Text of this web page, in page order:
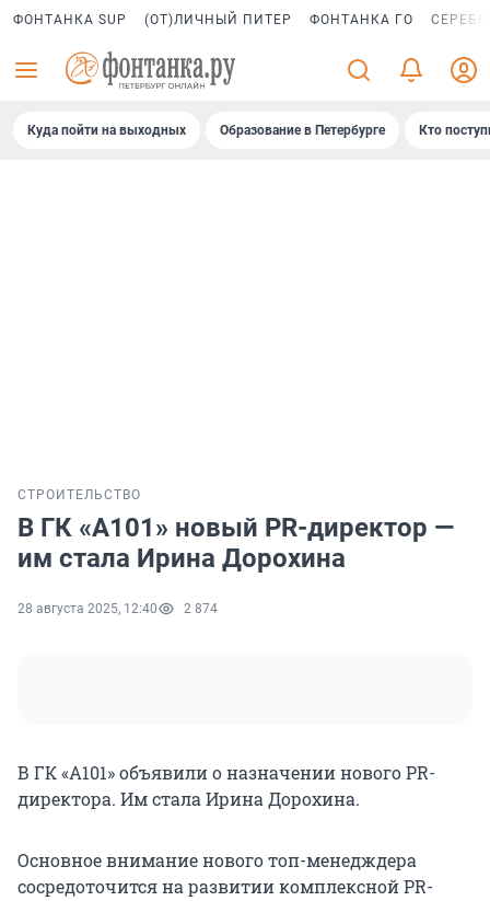
ФОНТАНКА SUP (ОТ)ЛИЧНЫЙ ПИТЕР ФОНТАНКА ГО
Куда пойти на выходных Образование в Петербурге Кто
СТРОИТЕЛЬСТВО
В ГК «А101» новый PR-директор —
им стала Ирина Дорохина
28 августа 2025, 12:40 2 874
В ГК «А101» объявили о назначении нового PR-
директора. Им стала Ирина Дорохина.
Основное внимание нового топ-менедждера
сосредоточится на развитии комплексной PR-